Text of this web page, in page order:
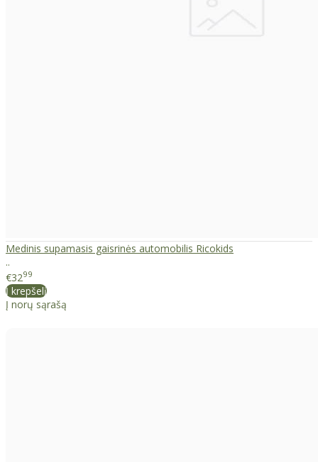
Medinis supamasis gaisrinės automobilis Ricokids
..
€3299
Į krepšelį
Į norų sąrašą